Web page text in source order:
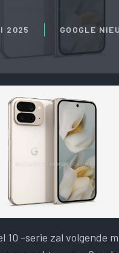
2025 GOOGLE
10 -serie zal volgende